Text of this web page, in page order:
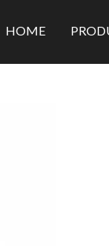
HOME